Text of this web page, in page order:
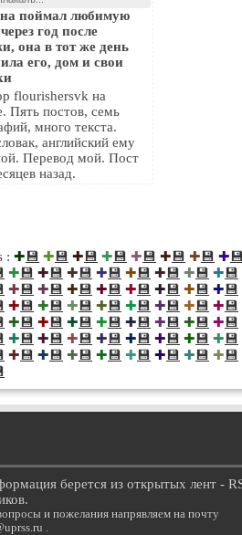
поймал любимую
год после
она в тот же день
его, дом и свои
Пять постов, семь
много текста.
английский ему
Перевод мой. Пост
назад.
: ✚💾 ✚💾 ✚💾 ✚💾 ✚💾 ✚💾 ✚💾 ✚
✚💾 ✚💾 ✚💾 ✚💾 ✚💾 ✚💾 ✚💾 ✚💾
✚💾 ✚💾 ✚💾 ✚💾 ✚💾 ✚💾 ✚💾 ✚💾
✚💾 ✚💾 ✚💾 ✚💾 ✚💾 ✚💾 ✚💾 ✚💾
✚💾 ✚💾 ✚💾 ✚💾 ✚💾 ✚💾 ✚💾 ✚💾
✚💾 ✚💾 ✚💾 ✚💾 ✚💾 ✚💾 ✚💾 ✚💾
✚💾 ✚💾 ✚💾 ✚💾 ✚💾 ✚💾 ✚💾 ✚💾
берется из открытых лент -
и пожелания напрявляем на почту
.